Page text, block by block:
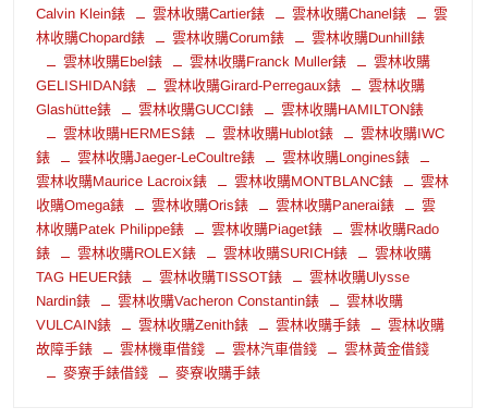
Calvin Klein錶
雲林收購Cartier錶 雲林收購Chanel錶
雲
林收購Chopard錶
雲林收購Corum錶
雲林收購Dunhill錶
雲林收購Ebel錶
雲林收購Franck Muller錶
雲林收購
GELISHIDAN錶
雲林收購Girard-Perregaux錶
雲林收購
Glashütte錶
雲林收購GUCCI錶
雲林收購HAMILTON錶
雲林收購HERMES錶
雲林收購Hublot錶
雲林收購IWC
錶
雲林收購Jaeger-LeCoultre錶
雲林收購Longines錶
雲林收購Maurice Lacroix錶
雲林收購MONTBLANC錶
雲林
收購Omega錶
雲林收購Oris錶 雲林收購Panerai錶
雲
林收購Patek Philippe錶
雲林收購Piaget錶
雲林收購Rado
錶
雲林收購ROLEX錶 雲林收購SURICH錶
雲林收購
TAG HEUER錶
雲林收購TISSOT錶
雲林收購Ulysse
Nardin錶
雲林收購Vacheron Constantin錶
雲林收購
VULCAIN錶
雲林收購Zenith錶 雲林收購手錶
雲林收購
故障手錶
雲林機車借錢 雲林汽車借錢
雲林黃金借錢
麥寮手錶借錢
麥寮收購手錶